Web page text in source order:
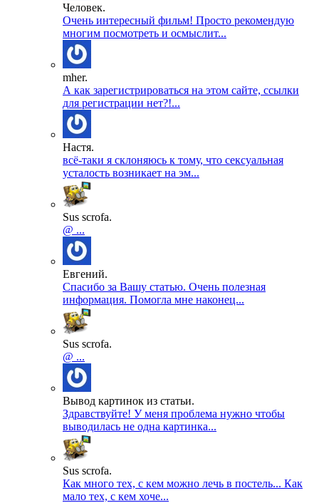
Человек.
Очень интересный фильм! Просто рекомендую
многим посмотреть и осмыслит...
mher.
А как зарегистрироваться на этом сайте, ссылки
для регистрации нет?!...
Настя.
всё-таки я склоняюсь к тому, что сексуальная
усталость возникает на эм...
Sus scrofa.
@ ...
Евгений.
Спасибо за Вашу статью. Очень полезная
информация. Помогла мне наконец...
Sus scrofa.
@ ...
Вывод картинок из статьи.
Здравствуйте! У меня проблема нужно чтобы
выводилась не одна картинка...
Sus scrofa.
Как много тех, с кем можно лечь в постель... Как
мало тех, с кем хоче...